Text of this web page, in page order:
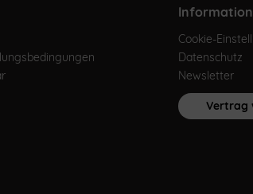
Cookie-
Datenschutz
Newsletter
Vertrag